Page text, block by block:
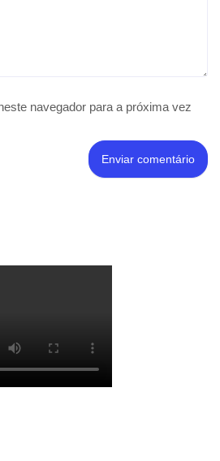
navegador para a próxima vez